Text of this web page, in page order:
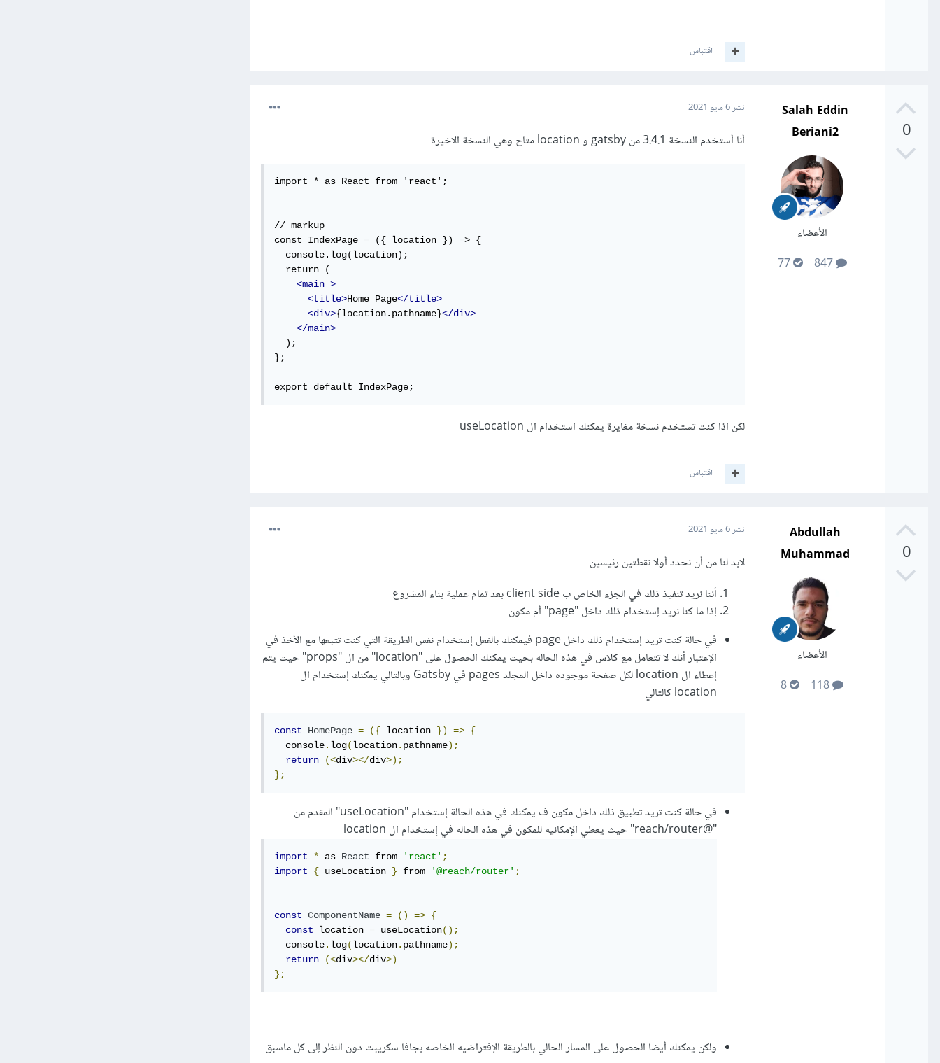
اقتباس
0
Salah Eddin
Beriani2
الأعضاء
847
77
نشر6 مايو 2021
أنا أستخدم النسخة 3.4.1 من gatsby و location متاح وهي النسخة الاخيرة
import * as React from 'react';
// markup
const IndexPage = ({ location }) => {
  console.log(location);
  return (
<main >
<title>Home Page</title>
<div>{location.pathname}</div>
</main>
  );
};
export default IndexPage;
لكن اذا كنت تستخدم نسخة مغايرة يمكنك استخدام ال useLocation
اقتباس
0
Abdullah
Muhammad
الأعضاء
نشر6 مايو 2021
لابد لنا من أن نحدد أولا نقطتين رئيسين
أننا نريد تنفيذ ذلك في الجزء الخاص ب client side بعد تمام عملية بناء المشروع
إذا ما كنا نريد إستخدام ذلك داخل "page" أم مكون
في حالة كنت تريد إستخدام ذلك داخل page فيمكنك بالفعل إستخدام نفس الطريقة التي كنت تتبعها مع الأخذ في
الإعتبار أنك لا تتعامل مع كلاس في هذه الحاله بحيث يمكنك الحصول على "location" من ال "props" حيث يتم
إعطاء ال location لكل صفحة موجوده داخل المجلد pages في Gatsby وبالتالي يمكنك إستخدام ال
location كالتالي
const HomePage = ({ location }) => {
  console
. log(location. pathname);
return
(<div></div>);
};
في حالة كنت تريد تطبيق ذلك داخل مكون ف يمكنك في هذه الحالة إستخدام "useLocation" المقدم من
"@reach/router" حيث يعطي الإمكانيه للمكون في هذه الحاله في إستخدام ال location
import * as React from 'react' ;
import
{ useLocation } from '@reach/router' ;
const ComponentName = () => {
const location = useLocation();
  console
. log(location. pathname);
return
(<div></div>)
};
ولكن يمكنك أيضا الحصول على المسار الحالي بالطريقة الإفتراضيه الخاصه بجافا سكريبت دون النظر إلى كل ماسبق